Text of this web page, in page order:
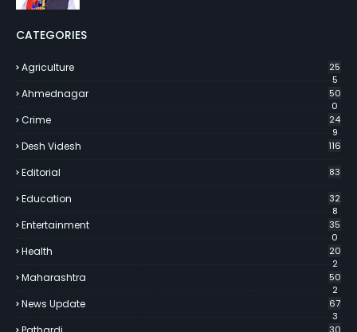
CATEGORIES
Agriculture
25
5
Ahmednagar
50
0
Crime
24
9
Desh Videsh 116
Editorial 83
Education
32
8
Entertainment
35
0
Health
20
2
Maharashtra
50
2
News Update
67
3